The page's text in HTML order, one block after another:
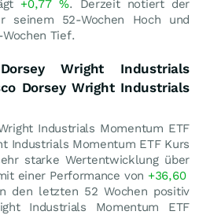
+0,77 %. Derzeit notiert der
seinem 52-Wochen Hoch und
Tief.
Wright Industrials
Dorsey Wright Industrials
Industrials Momentum ETF
Industrials Momentum ETF Kurs
starke Wertentwicklung über
einer Performance von +36,60
den letzten 52 Wochen positiv
Industrials Momentum ETF